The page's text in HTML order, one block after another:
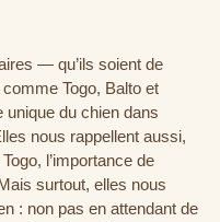
— qu’ils soient de
Togo, Balto et
du chien dans
nous rappellent aussi,
l’importance de
surtout, elles nous
: non pas en attendant de